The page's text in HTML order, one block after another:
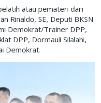
atau pemateri dari
Rinaldo, SE, Deputi BKSN
Demokrat/Trainer DPP,
DPP, Dormauli Silalahi,
Demokrat.